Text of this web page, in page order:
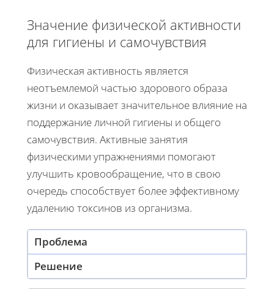
Значение физической активности
для гигиены и самочувствия
Физическая активность является
неотъемлемой частью здорового образа
жизни и оказывает значительное влияние на
поддержание личной гигиены и общего
самочувствия. Активные занятия
физическими упражнениями помогают
улучшить кровообращение, что в свою
очередь способствует более эффективному
удалению токсинов из организма.
Проблема
Решение